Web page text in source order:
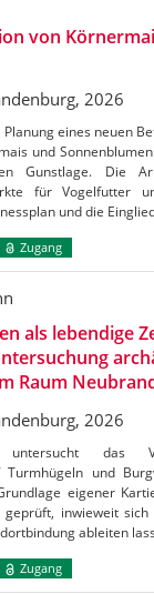
von
2026
eines neuen
und
Gunstlage. Die
für Vogelfutter
und die
Zugang
als lebendige
Raum
2026
untersucht das
Turmhügeln und
eigener
geprüft, inwieweit
ableiten
Zugang